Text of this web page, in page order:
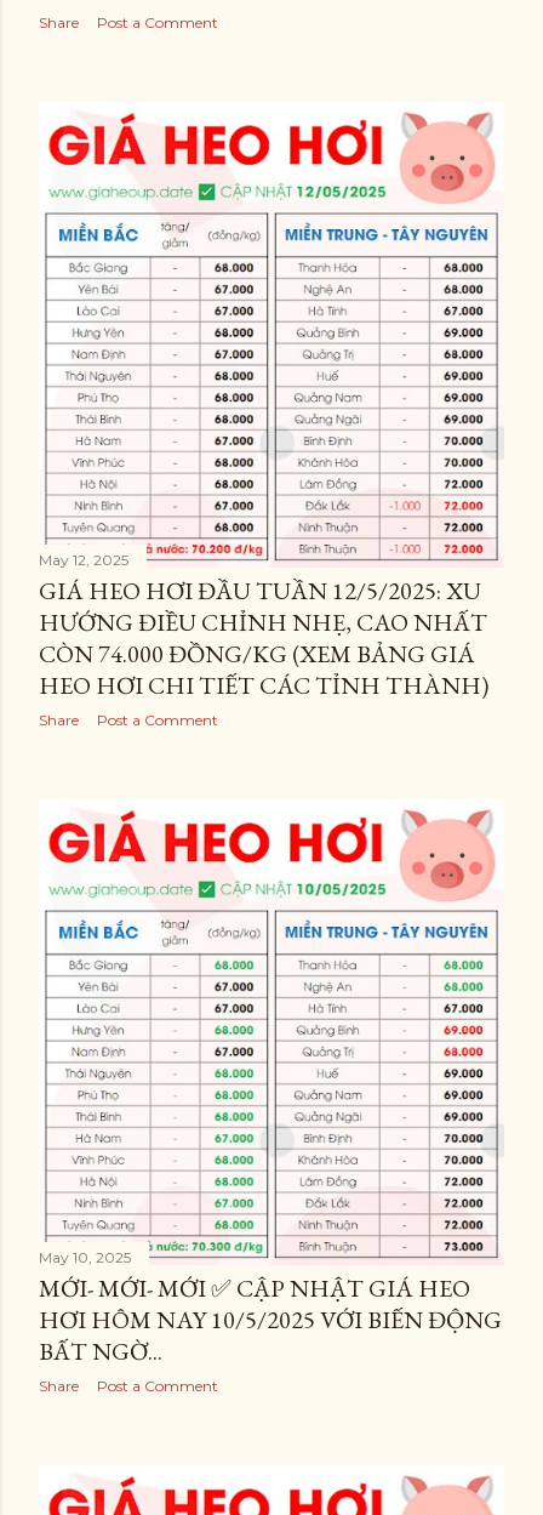
Share Post a Comment
May 12, 2025
GIÁ HEO HƠI ĐẦU TUẦN 12/5/2025: XU
HƯỚNG ĐIỀU CHỈNH NHẸ, CAO NHẤT
CÒN 74.000 ĐỒNG/KG (XEM BẢNG GIÁ
HEO HƠI CHI TIẾT CÁC TỈNH THÀNH)
Share Post a Comment
May 10, 2025
MỚI- MỚI- MỚI ✅ CẬP NHẬT GIÁ HEO
HƠI HÔM NAY 10/5/2025 VỚI BIẾN ĐỘNG
BẤT NGỜ...
Share Post a Comment